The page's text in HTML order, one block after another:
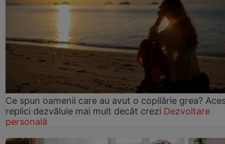
Ce spun oamenii care au avut o copilărie grea?
replici dezvăluie mai mult decât crezi Dezvoltare
personală